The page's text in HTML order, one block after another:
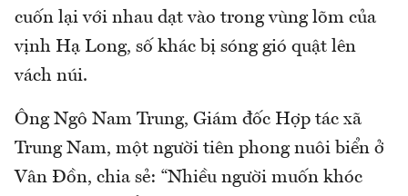
cuốn lại với nhau dạt vào trong vùng lõm của
vịnh Hạ Long, số khác bị sóng gió quật lên
vách núi.
Ông Ngô Nam Trung, Giám đốc Hợp tác xã
Trung Nam, một người tiên phong nuôi biển ở
Vân Đồn, chia sẻ: “Nhiều người muốn khóc